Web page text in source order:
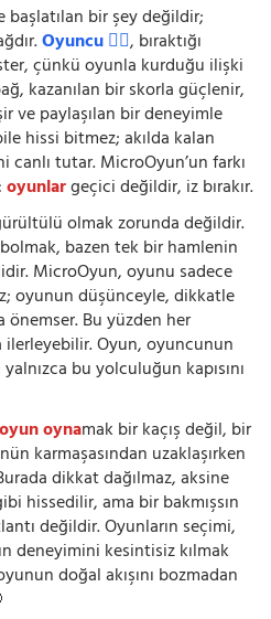
başlatılan bir şey değildir;
Oyuncu 🧍‍♂️, bıraktığı
çünkü oyunla kurduğu ilişki
kazanılan bir skorla güçlenir,
ve paylaşılan bir deneyimle
hissi bitmez; akılda kalan
tutar. MicroOyun’un farkı
oyunlargeçici değildir, iz bırakır.
olmak zorunda değildir.
bazen tek bir hamlenin
MicroOyun, oyunu sadece
oyunun düşünceyle, dikkatle
Bu yüzden her
Oyun, oyuncunun
bu yolculuğun kapısını
oyun oynamak bir kaçış değil, bir
karmaşasından uzaklaşırken
dikkat dağılmaz, aksine
hissedilir, ama bir bakmışsın
değildir. Oyunların seçimi,
deneyimini kesintisiz kılmak
doğal akışını bozmadan